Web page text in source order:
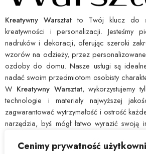
Cenimy prywatność
Kreatywny Warsztat to Twój klucz do
kreatywności i personalizacji. Jesteśmy
nadruków i dekoracji, oferując szeroki
wzorów na odzieży, przez
ozdoby do domu. Nasze usługi są
nadać swoim przedmiotom osobisty
W Kreatywny Warsztat, wykorzystujemy
technologie i materiały najwyższej
zagwarantować wytrzymałość i ostrość
narzędzia, byś mógł łatwo wyrazić swoją
zwyczajne w nadzwyczajne.